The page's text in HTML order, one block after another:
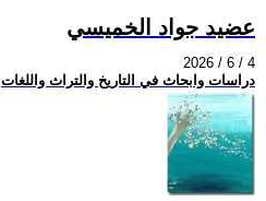
عضيد جواد الخميسي
2026 / 6 / 4
دراسات وابحاث في التاريخ والتراث واللغات